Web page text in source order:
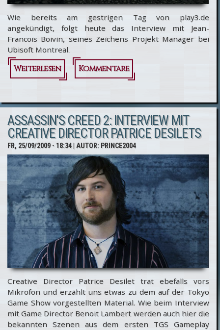
Wie bereits am gestrigen Tag von play3.de
angekündigt, folgt heute das Interview mit Jean-
Francois Boivin, seines Zeichens Projekt Manager bei
Ubisoft Montreal.
Weiterlesen
über
Creed 2:
Interview
mit Jean-
Francois
Boivin
Kommentare
ASSASSIN'S CREED 2: INTERVIEW MIT
CREATIVE DIRECTOR PATRICE DESILETS
FR, 25/09/2009 - 18:34| AUTOR: PRINCE2004
Creative Director Patrice Desilet trat ebefalls vors
Mikrofon und erzählt uns etwas zu dem auf der Tokyo
Game Show vorgestellten Material. Wie beim Interview
mit Game Director Benoit Lambert werden auch hier die
bekannten Szenen aus dem ersten TGS Gameplay